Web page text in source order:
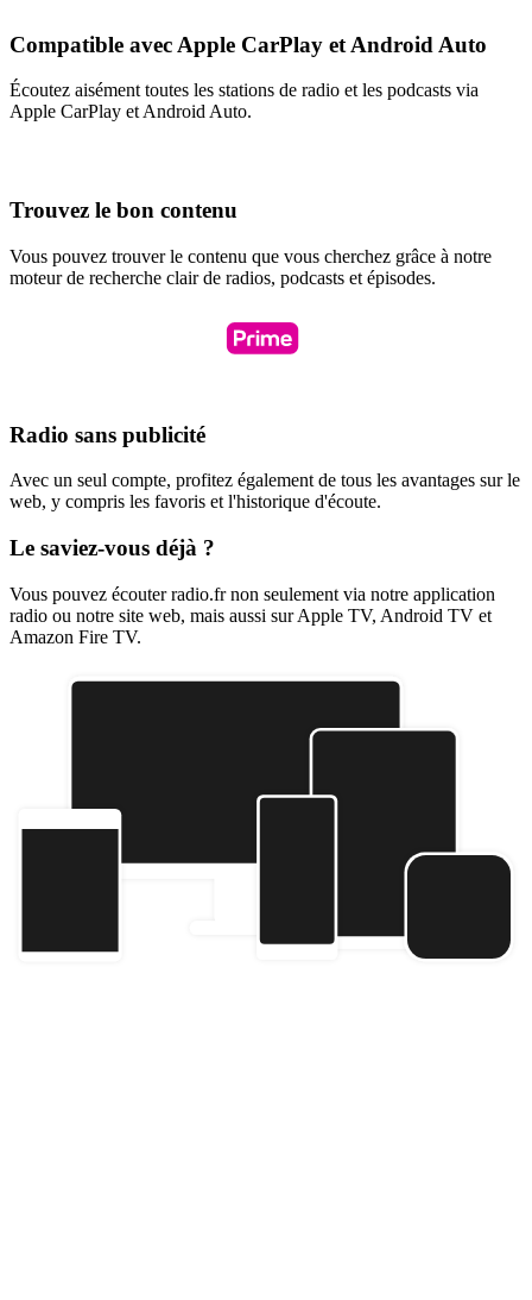
Compatible avec Apple CarPlay et Android Auto
Écoutez aisément toutes les stations de radio et les podcasts via
Apple CarPlay et Android Auto.
Trouvez le bon contenu
Vous pouvez trouver le contenu que vous cherchez grâce à notre
moteur de recherche clair de radios, podcasts et épisodes.
Radio sans publicité
Avec un seul compte, profitez également de tous les avantages sur le
web, y compris les favoris et l'historique d'écoute.
Le saviez-vous déjà ?
Vous pouvez écouter radio.fr non seulement via notre application
radio ou notre site web, mais aussi sur Apple TV, Android TV et
Amazon Fire TV.